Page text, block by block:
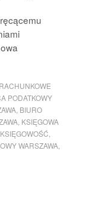
PODATKOWY
BIURO
KSIĘGOWA
KSIĘGOWOŚĆ
WARSZAWA